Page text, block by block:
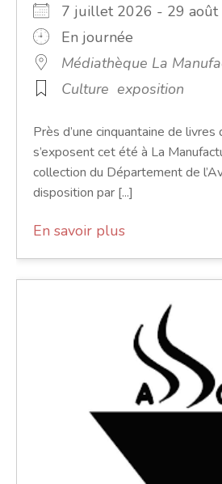
7 juillet 2026 - 29
En journée
Médiathèque La
Culture exposition
Près d’une cinquantaine de livres
s’exposent cet été à La
collection du Département de
disposition par [...]
En savoir plus